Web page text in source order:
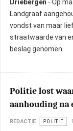
Driebergen - Op
Landgraaf
vondst van maar
straatwaarde van
beslag genomen.
Politie lost
aanhouding na
REDACTIE POLITIE